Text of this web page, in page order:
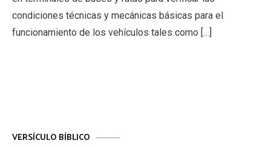
condiciones técnicas y mecánicas básicas para el
funcionamiento de los vehículos tales como […]
VERSÍCULO BÍBLICO